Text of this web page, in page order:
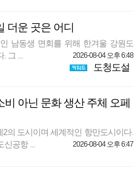
더운 곳은 어디
남동생 면회를 위해 한겨울 강원도
그 ...
2026-08-04 오후 6:48
도청도설
비 아닌 문화 생산 주체 오페
2의 도시이며 세계적인 항만도시이다.
신공항 ...
2026-08-04 오후 6:47